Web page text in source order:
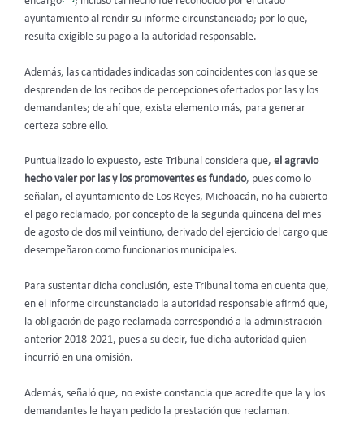
ayuntamiento al rendir su informe circunstanciado; por lo que,
resulta exigible su pago a la autoridad responsable.
Además, las cantidades indicadas son coincidentes con las que se
desprenden de los recibos de percepciones ofertados por las y los
demandantes; de ahí que, exista elemento más, para generar
certeza sobre ello.
Puntualizado lo expuesto, este Tribunal considera que, el agravio
hecho valer por las y los promoventes es fundado, pues como lo
señalan, el ayuntamiento de Los Reyes, Michoacán, no ha cubierto
el pago reclamado, por concepto de la segunda quincena del mes
de agosto de dos mil veintiuno, derivado del ejercicio del cargo que
desempeñaron como funcionarios municipales.
Para sustentar dicha conclusión, este Tribunal toma en cuenta que,
en el informe circunstanciado la autoridad responsable afirmó que,
la obligación de pago reclamada correspondió a la administración
anterior 2018-2021, pues a su decir, fue dicha autoridad quien
incurrió en una omisión.
Además, señaló que, no existe constancia que acredite que la y los
demandantes le hayan pedido la prestación que reclaman.